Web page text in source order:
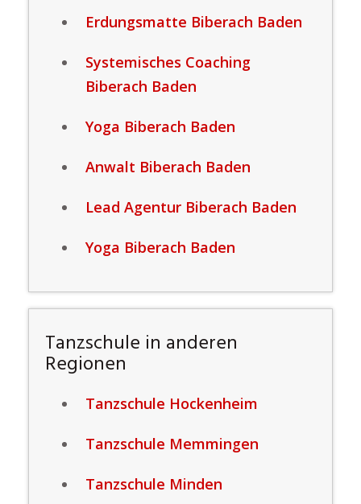
Erdungsmatte Biberach Baden
Systemisches Coaching
Biberach Baden
Yoga Biberach Baden
Anwalt Biberach Baden
Lead Agentur Biberach Baden
Yoga Biberach Baden
Tanzschule in anderen
Regionen
Tanzschule Hockenheim
Tanzschule Memmingen
Tanzschule Minden